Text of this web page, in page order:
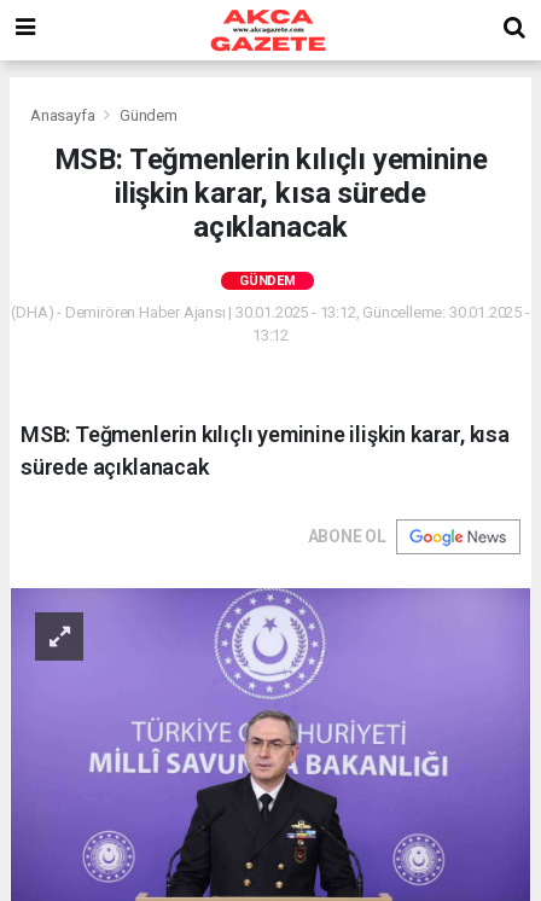
Anasayfa Gündem
MSB: Teğmenlerin kılıçlı yeminine
ilişkin karar, kısa sürede
açıklanacak
GÜNDEM
(DHA) - Demirören Haber Ajansı | 30.01.2025 - 13:12, Güncelleme: 30.01.2025 -
13:12
MSB: Teğmenlerin kılıçlı yeminine ilişkin karar, kısa
sürede açıklanacak
ABONE OL